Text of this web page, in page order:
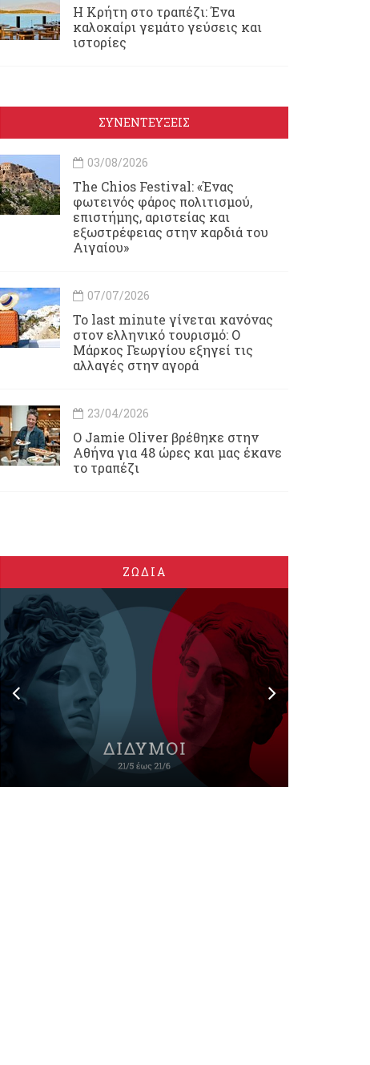
Η Κρήτη στο τραπέζι: Ένα
καλοκαίρι γεμάτο γεύσεις και
ιστορίες
ΣΥΝΕΝΤΕΥΞΕΙΣ
03/08/2026
Τhe Chios Festival: «Ένας
φωτεινός φάρος πολιτισμού,
επιστήμης, αριστείας και
εξωστρέφειας στην καρδιά του
Αιγαίου»
07/07/2026
Το last minute γίνεται κανόνας
στον ελληνικό τουρισμό: Ο
Μάρκος Γεωργίου εξηγεί τις
αλλαγές στην αγορά
23/04/2026
Ο Jamie Oliver βρέθηκε στην
Αθήνα για 48 ώρες και μας έκανε
το τραπέζι
ΖΩΔΙΑ